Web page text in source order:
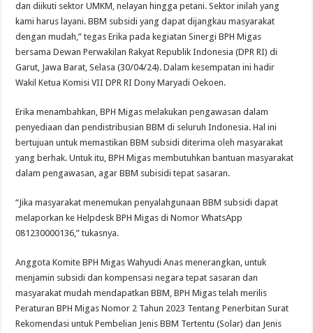
dan diikuti sektor UMKM, nelayan hingga petani. Sektor inilah yang
kami harus layani. BBM subsidi yang dapat dijangkau masyarakat
dengan mudah,” tegas Erika pada kegiatan Sinergi BPH Migas
bersama Dewan Perwakilan Rakyat Republik Indonesia (DPR RI) di
Garut, Jawa Barat, Selasa (30/04/24). Dalam kesempatan ini hadir
Wakil Ketua Komisi VII DPR RI Dony Maryadi Oekoen.
Erika menambahkan, BPH Migas melakukan pengawasan dalam
penyediaan dan pendistribusian BBM di seluruh Indonesia. Hal ini
bertujuan untuk memastikan BBM subsidi diterima oleh masyarakat
yang berhak. Untuk itu, BPH Migas membutuhkan bantuan masyarakat
dalam pengawasan, agar BBM subisidi tepat sasaran.
“Jika masyarakat menemukan penyalahgunaan BBM subsidi dapat
melaporkan ke Helpdesk BPH Migas di Nomor WhatsApp
081230000136,” tukasnya.
Anggota Komite BPH Migas Wahyudi Anas menerangkan, untuk
menjamin subsidi dan kompensasi negara tepat sasaran dan
masyarakat mudah mendapatkan BBM, BPH Migas telah merilis
Peraturan BPH Migas Nomor 2 Tahun 2023 Tentang Penerbitan Surat
Rekomendasi untuk Pembelian Jenis BBM Tertentu (Solar) dan Jenis